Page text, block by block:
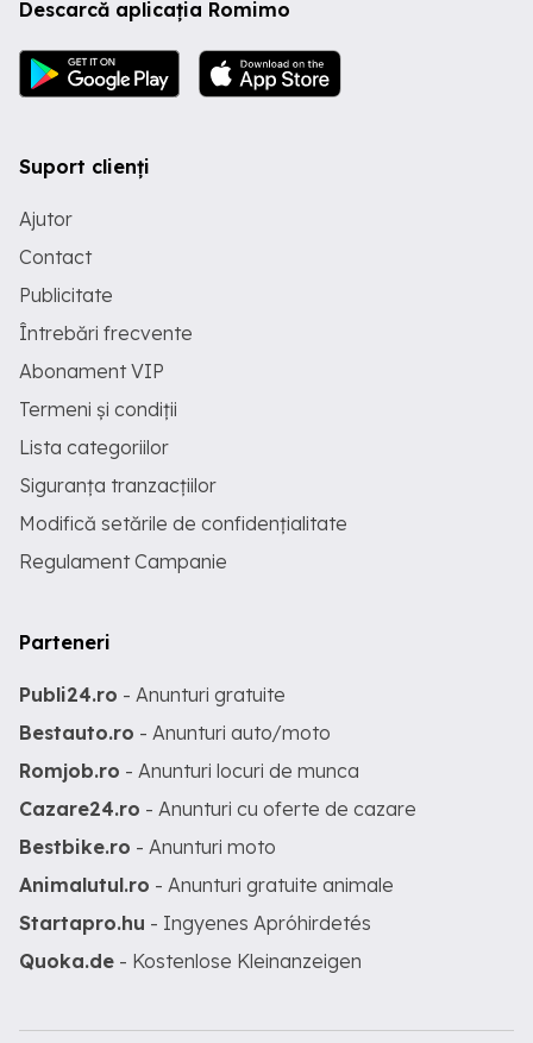
Descarcă aplicația Romimo
Suport clienți
Ajutor
Contact
Publicitate
Întrebări frecvente
Abonament VIP
Termeni și condiții
Lista categoriilor
Siguranța tranzacțiilor
Modifică setările de confidențialitate
Regulament Campanie
Parteneri
Publi24.ro - Anunturi gratuite
Bestauto.ro - Anunturi auto/moto
Romjob.ro - Anunturi locuri de munca
Cazare24.ro - Anunturi cu oferte de cazare
Bestbike.ro - Anunturi moto
Animalutul.ro - Anunturi gratuite animale
Startapro.hu - Ingyenes Apróhirdetés
Quoka.de - Kostenlose Kleinanzeigen